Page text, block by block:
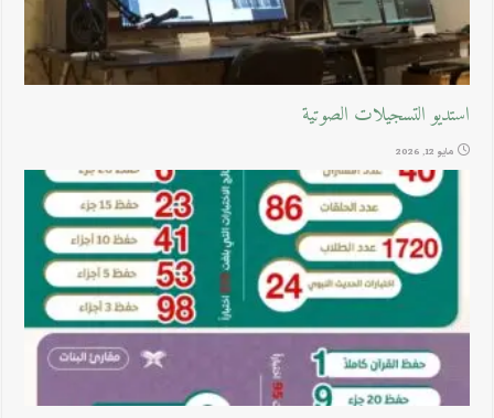
استديو التسجيلات الصوتية
مايو 12, 2026